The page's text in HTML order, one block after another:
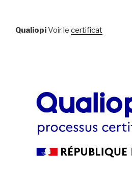
QualiopiVoir le certificat